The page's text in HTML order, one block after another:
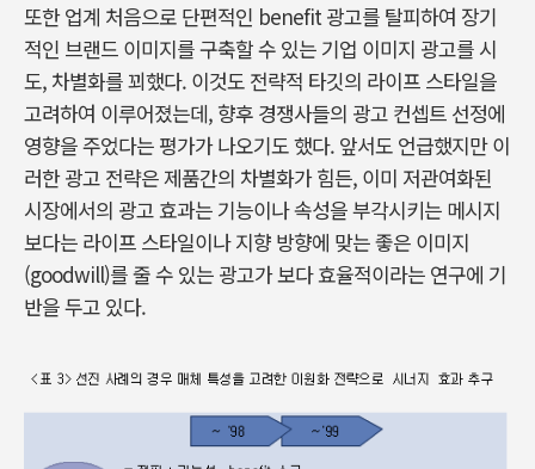
또한 업계 처음으로 단편적인 benefit 광고를 탈피하여 장기
적인 브랜드 이미지를 구축할 수 있는 기업 이미지 광고를 시
도, 차별화를 꾀했다. 이것도 전략적 타깃의 라이프 스타일을
고려하여 이루어졌는데, 향후 경쟁사들의 광고 컨셉트 선정에
영향을 주었다는 평가가 나오기도 했다. 앞서도 언급했지만 이
러한 광고 전략은 제품간의 차별화가 힘든, 이미 저관여화된
시장에서의 광고 효과는 기능이나 속성을 부각시키는 메시지
보다는 라이프 스타일이나 지향 방향에 맞는 좋은 이미지
(goodwill)를 줄 수 있는 광고가 보다 효율적이라는 연구에 기
반을 두고 있다.